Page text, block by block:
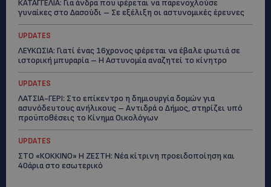
ΚΑΤΑΓΓΕΛΙΑ: Για άνδρα που φέρεται να παρενοχλούσε
γυναίκες στο Δασούδι – Σε εξέλιξη οι αστυνομικές έρευνες
UPDATES
ΛΕΥΚΩΣΙΑ: Γιατί ένας 16χρονος φέρεται να έβαλε φωτιά σε
ιστορική μπυραρία – Η Αστυνομία αναζητεί το κίνητρο
UPDATES
ΛΑΤΣΙΑ-ΓΕΡΙ: Στο επίκεντρο η δημιουργία δομών για
ασυνόδευτους ανήλικους – Αντιδρά ο Δήμος, στηρίζει υπό
προϋποθέσεις το Κίνημα Οικολόγων
UPDATES
ΣΤΟ «ΚΟΚΚΙΝΟ» Η ΖΕΣΤΗ: Νέα κίτρινη προειδοποίηση και
40άρια στο εσωτερικό